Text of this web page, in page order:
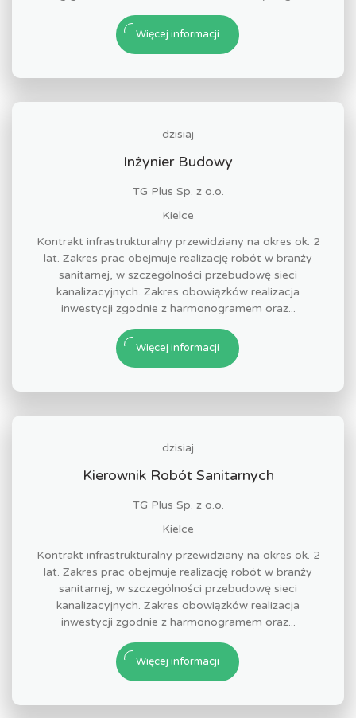
Więcej informacji
dzisiaj
Inżynier Budowy
TG Plus Sp. z o.o.
Kielce
Kontrakt infrastrukturalny przewidziany na okres ok. 2
lat. Zakres prac obejmuje realizację robót w branży
sanitarnej, w szczególności przebudowę sieci
kanalizacyjnych. Zakres obowiązków realizacja
inwestycji zgodnie z harmonogramem oraz...
Więcej informacji
dzisiaj
Kierownik Robót Sanitarnych
TG Plus Sp. z o.o.
Kielce
Kontrakt infrastrukturalny przewidziany na okres ok. 2
lat. Zakres prac obejmuje realizację robót w branży
sanitarnej, w szczególności przebudowę sieci
kanalizacyjnych. Zakres obowiązków realizacja
inwestycji zgodnie z harmonogramem oraz...
Więcej informacji